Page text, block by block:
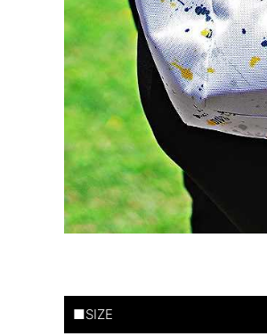
■SIZE